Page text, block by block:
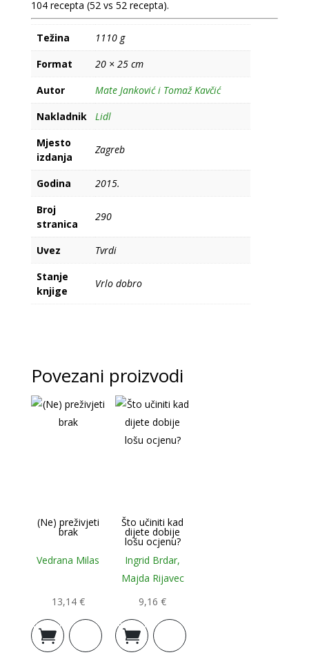
104 recepta (52 vs 52 recepta).
Težina
1110 g
Format
20 × 25 cm
Autor
Mate Janković i Tomaž Kavčić
Nakladnik
Lidl
Mjesto
izdanja
Zagreb
Godina
2015.
Broj
stranica
290
Uvez
Tvrdi
Stanje
knjige
Vrlo dobro
Povezani proizvodi
(Ne) preživjeti
brak
Vedrana Milas
13,14 €
Dodaj u
košaricu
Što učiniti kad
dijete dobije
lošu ocjenu?
Ingrid Brdar,
Majda Rijavec
9,16€
Dodaj u
košaricu